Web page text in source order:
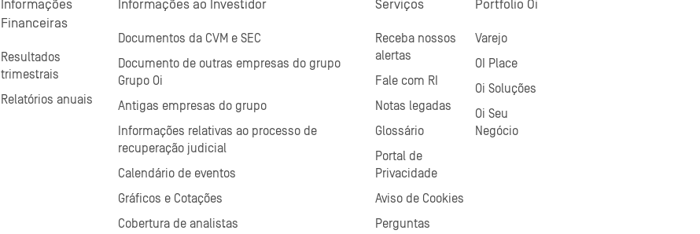
Informações
Financeiras
Resultados
trimestrais
Relatórios anuais
Informações ao Investidor
Documentos da CVM e SEC
Documento de outras empresas do grupo
Grupo Oi
Antigas empresas do grupo
Informações relativas ao processo de
recuperação judicial
Calendário de eventos
Gráficos e Cotações
Cobertura de analistas
Serviços
Receba nossos
alertas
Fale com RI
Notas legadas
Glossário
Portal de
Privacidade
Aviso de Cookies
Perguntas
Portfolio Oi
Varejo
OI Place
Oi Soluções
Oi Seu
Negócio